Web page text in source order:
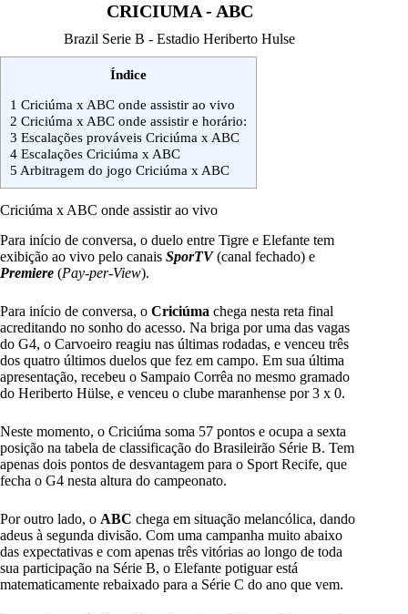
CRICIUMA - ABC
Brazil Serie B - Estadio Heriberto Hulse
Índice
1 Criciúma x ABC onde assistir ao vivo
2 Criciúma x ABC onde assistir e horário:
3 Escalações prováveis Criciúma x ABC
4 Escalações Criciúma x ABC
5 Arbitragem do jogo Criciúma x ABC
Criciúma x ABC onde assistir ao vivo
Para início de conversa, o duelo entre Tigre e Elefante tem
exibição ao vivo pelo canais SporTV(canal fechado) e
Premiere (Pay-per-View).
Para início de conversa, o Criciúma chega nesta reta final
acreditando no sonho do acesso. Na briga por uma das vagas
do G4, o Carvoeiro reagiu nas últimas rodadas, e venceu três
dos quatro últimos duelos que fez em campo. Em sua última
apresentação, recebeu o Sampaio Corrêa no mesmo gramado
do Heriberto Hülse, e venceu o clube maranhense por 3 x 0.
Neste momento, o Criciúma soma 57 pontos e ocupa a sexta
posição na tabela de classificação do Brasileirão Série B. Tem
apenas dois pontos de desvantagem para o Sport Recife, que
fecha o G4 nesta altura do campeonato.
Por outro lado, o ABC chega em situação melancólica, dando
adeus à segunda divisão. Com uma campanha muito abaixo
das expectativas e com apenas três vitórias ao longo de toda
sua participação na Série B, o Elefante potiguar está
matematicamente rebaixado para a Série C do ano que vem.